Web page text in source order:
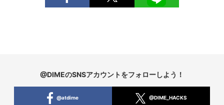
@DIMEのSNSアカウントをフォローしよう！
@atdime @DIME_HACKS